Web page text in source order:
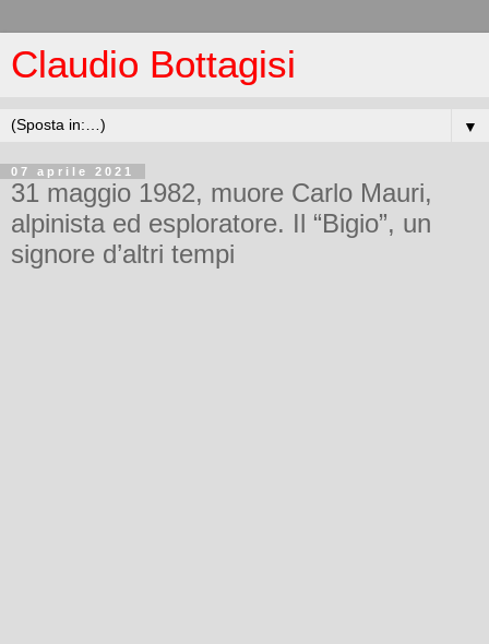
Claudio Bottagisi
▼
07 aprile 2021
31 maggio 1982, muore Carlo Mauri,
alpinista ed esploratore. Il “Bigio”, un
signore d’altri tempi